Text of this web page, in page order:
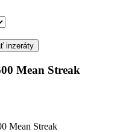
Mean Streak
Mean Streak